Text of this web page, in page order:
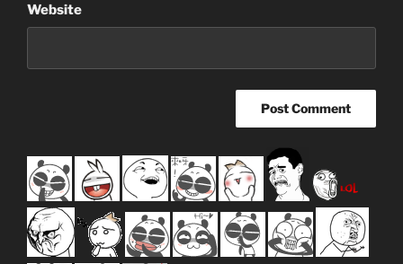
Website